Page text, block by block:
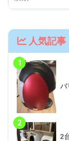
人気記事
1
バ
2
2